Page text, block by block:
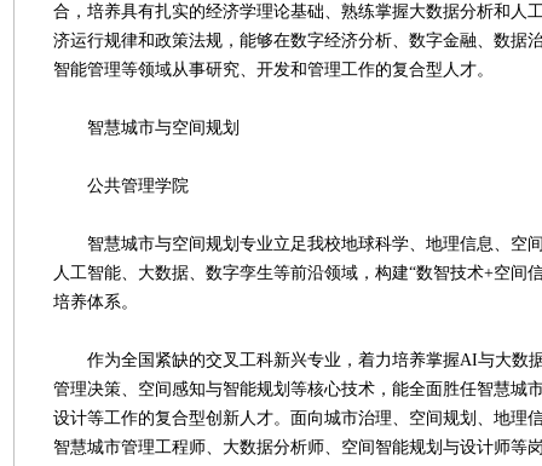
合，培养具有扎实的经济学理论基础、熟练掌握大数据分析和人
济运行规律和政策法规，能够在数字经济分析、数字金融、数据
智能管理等领域从事研究、开发和管理工作的复合型人才。
智慧城市与空间规划
公共管理学院
智慧城市与空间规划专业立足我校地球科学、地理信息、空
人工智能、大数据、数字孪生等前沿领域，构建“数智技术+空间
培养体系。
作为全国紧缺的交叉工科新兴专业，着力培养掌握AI与大数
管理决策、空间感知与智能规划等核心技术，能全面胜任智慧城
设计等工作的复合型创新人才。面向城市治理、空间规划、地理
智慧城市管理工程师、大数据分析师、空间智能规划与设计师等